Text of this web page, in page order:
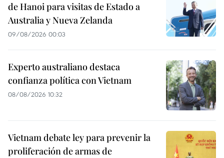
de Hanoi para visitas de Estado a
Australia y Nueva Zelanda
09/08/2026 00:03
Experto australiano destaca
confianza política con Vietnam
08/08/2026 10:32
Vietnam debate ley para prevenir la
proliferación de armas de